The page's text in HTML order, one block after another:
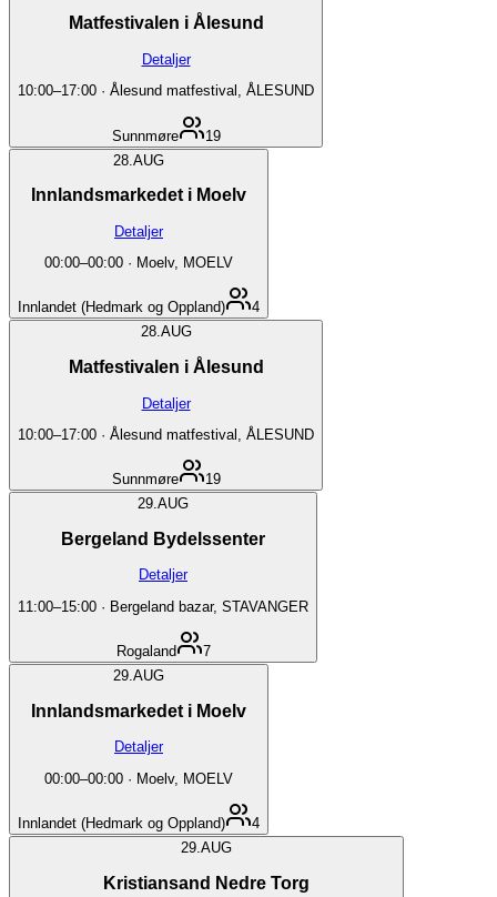
Matfestivalen i Ålesund
Detaljer
10:00–17:00 · Ålesund matfestival, ÅLESUND
Sunnmøre
19
28. AUG
Innlandsmarkedet i Moelv
Detaljer
00:00–00:00 · Moelv, MOELV
Innlandet (Hedmark og Oppland)
4
28.AUG
Matfestivalen i Ålesund
Detaljer
10:00–17:00 · Ålesund matfestival, ÅLESUND
Sunnmøre
19
29.AUG
Bergeland Bydelssenter
Detaljer
11:00–15:00 · Bergeland bazar, STAVANGER
Rogaland
7
29.AUG
Innlandsmarkedet i Moelv
Detaljer
00:00–00:00 · Moelv, MOELV
Innlandet (Hedmark og Oppland)
4
29. AUG
Kristiansand Nedre Torg